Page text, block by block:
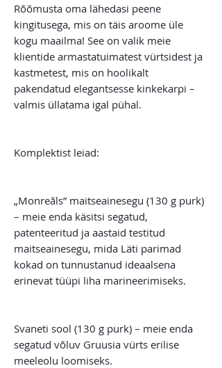
Rõõmusta oma lähedasi peene
kingitusega, mis on täis aroome üle
kogu maailma! See on valik meie
klientide armastatuimatest vürtsidest ja
kastmetest, mis on hoolikalt
pakendatud elegantsesse kinkekarpi –
valmis üllatama igal pühal.
Komplektist leiad:
„Monreāls” maitseainesegu (130 g purk)
– meie enda käsitsi segatud,
patenteeritud ja aastaid testitud
maitseainesegu, mida Läti parimad
kokad on tunnustanud ideaalsena
erinevat tüüpi liha marineerimiseks.
Svaneti sool (130 g purk) – meie enda
segatud võluv Gruusia vürts erilise
meeleolu loomiseks.